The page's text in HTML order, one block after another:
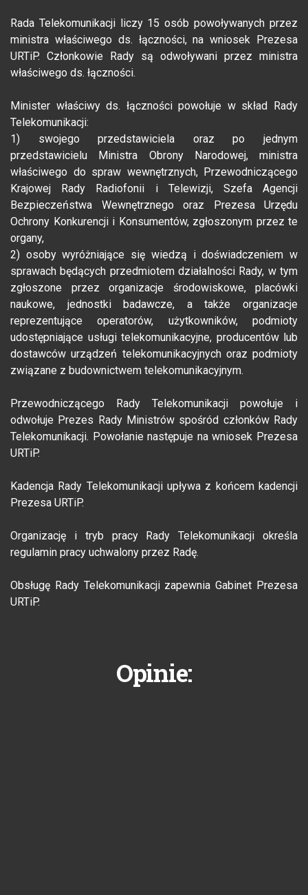
Rada Telekomunikacji liczy 15 osób powoływanych przez
ministra właściwego ds. łączności, na wniosek Prezesa
URTiP. Członkowie Rady są odwoływani przez ministra
właściwego ds. łączności.
Minister właściwy ds. łączności powołuje w skład Rady
Telekomunikacji:
1) swojego przedstawiciela oraz po jednym
przedstawicielu Ministra Obrony Narodowej, ministra
właściwego do spraw wewnętrznych, Przewodniczącego
Krajowej Rady Radiofonii i Telewizji, Szefa Agencji
Bezpieczeństwa Wewnętrznego oraz Prezesa Urzędu
Ochrony Konkurencji i Konsumentów, zgłoszonym przez te
organy,
2) osoby wyróżniające się wiedzą i doświadczeniem w
sprawach będących przedmiotem działalności Rady, w tym
zgłoszone przez organizacje środowiskowe, placówki
naukowe, jednostki badawcze, a także organizacje
reprezentujące operatorów, użytkowników, podmioty
udostępniające usługi telekomunikacyjne, producentów lub
dostawców urządzeń telekomunikacyjnych oraz podmioty
związane z budownictwem telekomunikacyjnym.
Przewodniczącego Rady Telekomunikacji powołuje i
odwołuje Prezes Rady Ministrów spośród członków Rady
Telekomunikacji. Powołanie następuje na wniosek Prezesa
URTiP.
Kadencja Rady Telekomunikacji upływa z końcem kadencji
Prezesa URTiP.
Organizację i tryb pracy Rady Telekomunikacji określa
regulamin pracy uchwalony przez Radę.
Obsługę Rady Telekomunikacji zapewnia Gabinet Prezesa
URTiP.
Opinie: